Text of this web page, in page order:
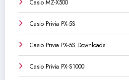
Casio MZ-X500
Casio Privia PX-5S
Casio Privia PX-5S Downloads
Casio Privia PX-S1000